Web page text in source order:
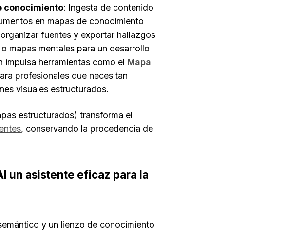
conocimiento: Ingesta de contenido
en mapas de conocimiento
fuentes y exportar hallazgos
mapas mentales para un desarrollo
impulsa herramientas como el Mapa
profesionales que necesitan
visuales estructurados.
estructurados) transforma el
, conservando la procedencia de
un asistente eficaz para la
y un lienzo de conocimiento